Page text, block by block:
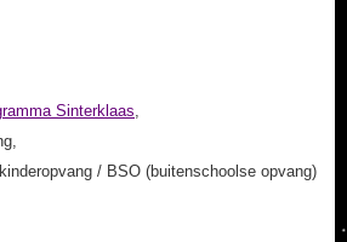
Sinterklaas,
/ BSO (buitenschoolse opvang)